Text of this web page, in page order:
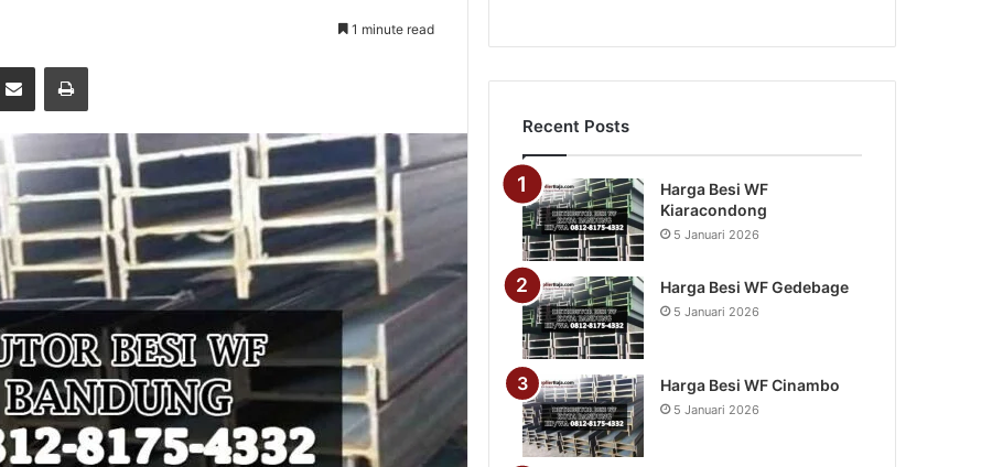
1 minute read
Share via Email Print
Recent Posts
Harga Besi WF
Kiaracondong
5 Januari 2026
Harga Besi WF Gedebage
5 Januari 2026
Harga Besi WF Cinambo
5 Januari 2026